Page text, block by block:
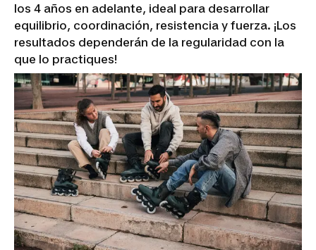
los 4 años en adelante, ideal para desarrollar
equilibrio, coordinación, resistencia y fuerza. ¡Los
resultados dependerán de la regularidad con la
que lo practiques!